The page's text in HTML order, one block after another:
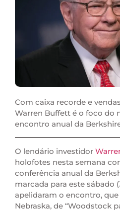
Com caixa recorde e
Warren Buffett é o foco do
encontro anual da
O lendário investidor
holofotes nesta semana
conferência anual da
marcada para este sábado
apelidaram o encontro,
Nebraska, de “Woodstock